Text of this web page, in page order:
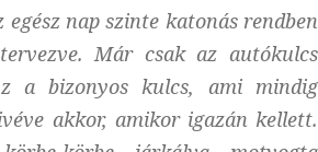
nap szinte katonás rendben
Már csak az autókulcs
a bizonyos kulcs, ami mindig
akkor, amikor igazán kellett.